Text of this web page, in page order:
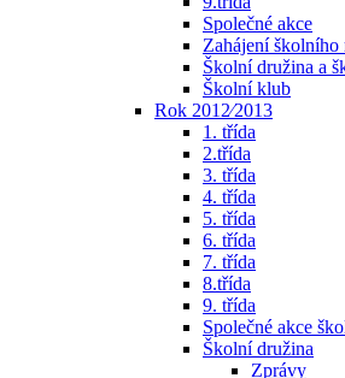
Společné akce
Zahájení školního
Školní družina a
Školní klub
Rok 2012⁄2013
1. třída
2.třída
3. třída
4. třída
5. třída
6. třída
7. třída
8.třída
9. třída
Společné akce
Školní družina
Zprávy